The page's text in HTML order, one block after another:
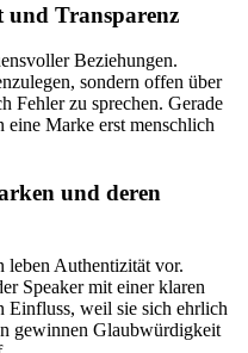
und Transparenz
Beziehungen.
sondern offen über
Fehler zu sprechen. Gerade
eine Marke erst menschlich
und deren
leben Authentizität vor.
Speaker mit einer klaren
Einfluss, weil sie sich ehrlich
gewinnen Glaubwürdigkeit